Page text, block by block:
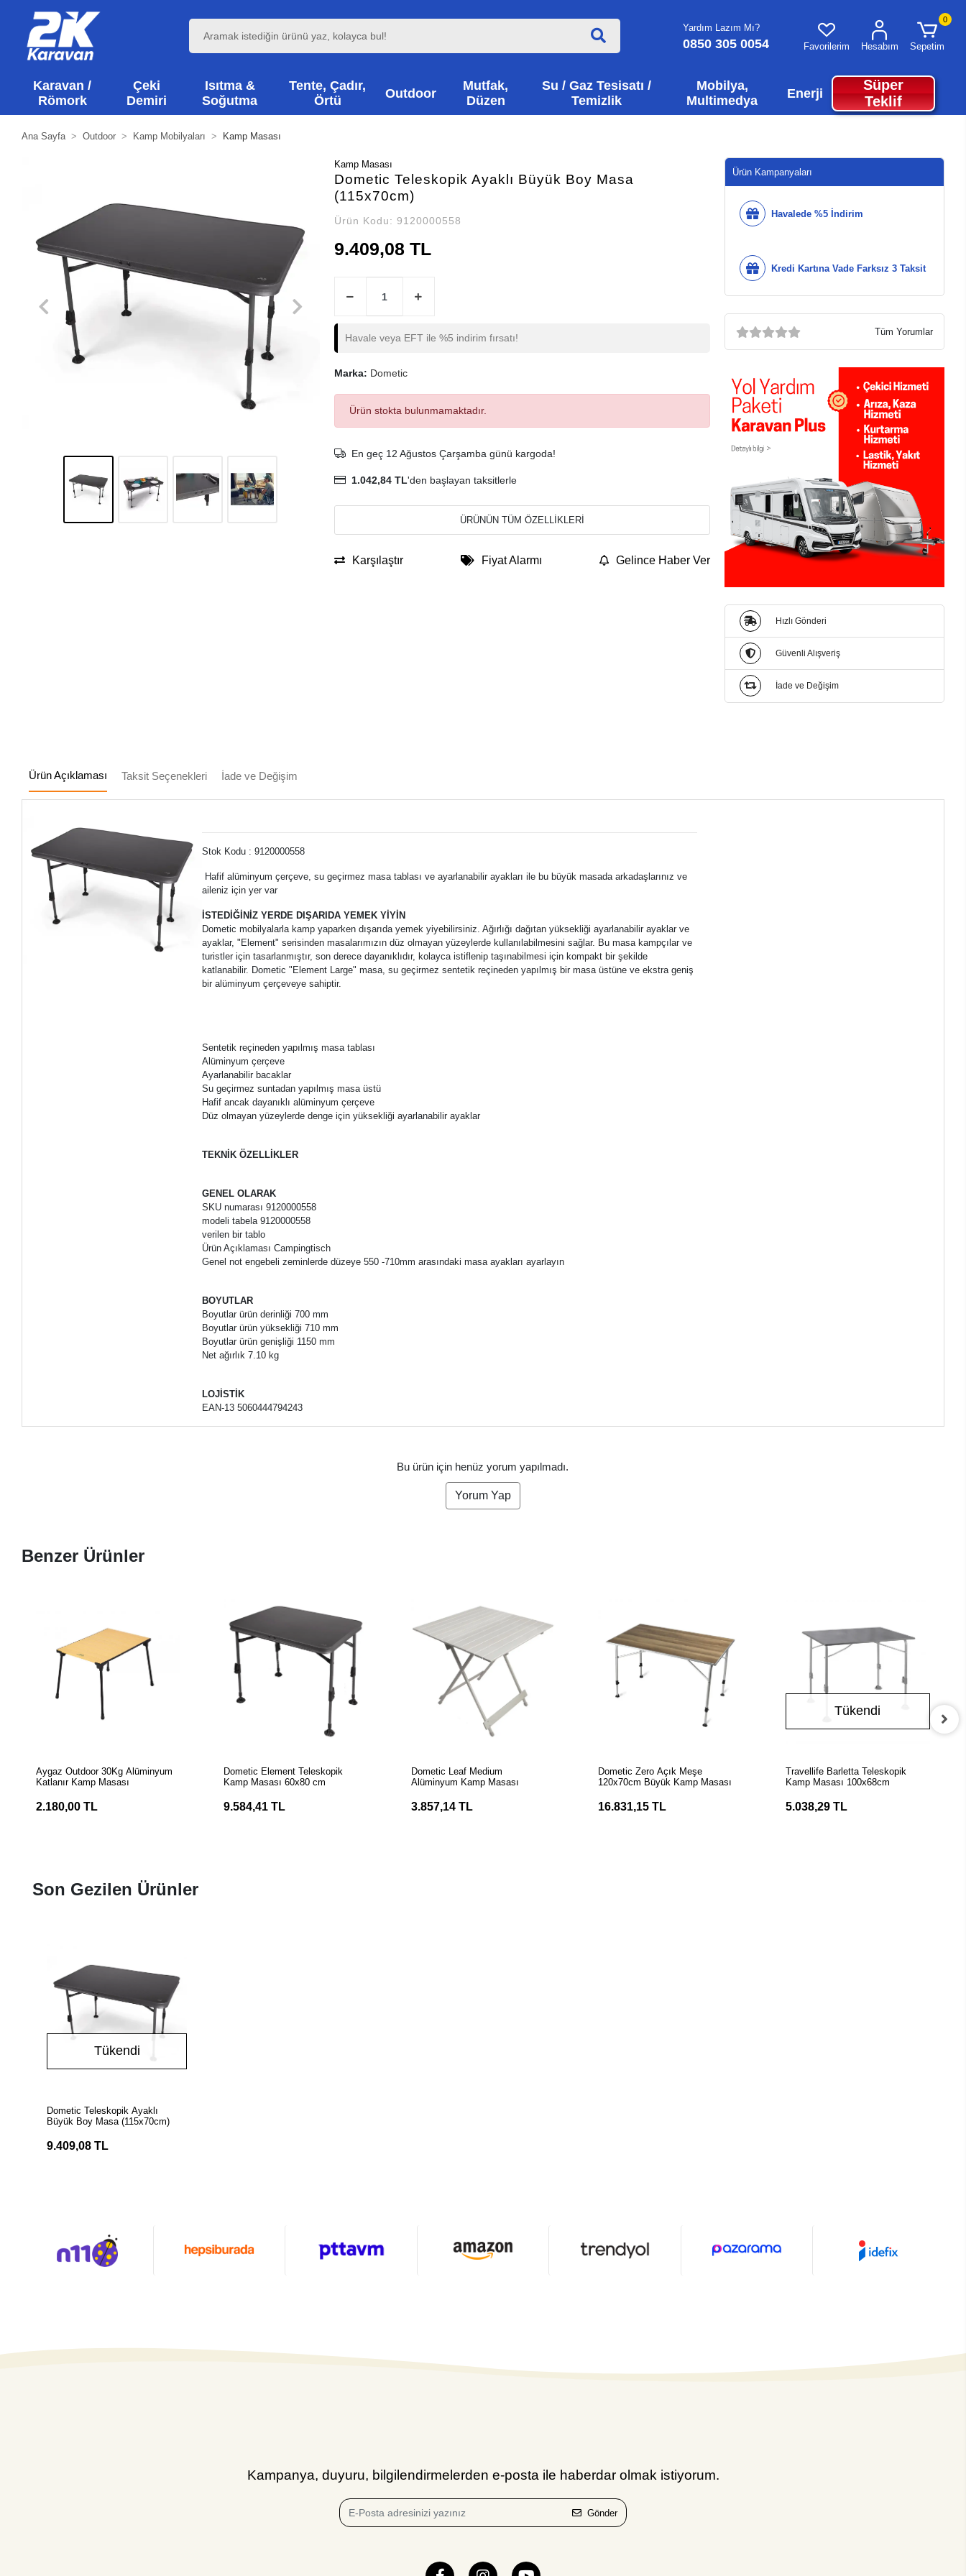
Yardım Lazım Mı?
0850 305 0054 Favorilerim Hesabım
0
Sepetim
Karavan /
Römork
Çeki
Demiri
Isıtma &
Soğutma
Tente, Çadır,
Örtü
Outdoor
Mutfak,
Düzen
Su / Gaz Tesisatı /
Temizlik
Mobilya,
Multimedya
Enerji
Süper
Teklif
Ana Sayfa Outdoor Kamp Mobilyaları Kamp Masası
Kamp Masası
Dometic Teleskopik Ayaklı Büyük Boy Masa
(115x70cm)
Ürün Kodu: 9120000558
9.409,08 TL
Havale veya EFT ile %5 indirim fırsatı!
Marka: Dometic
Ürün stokta bulunmamaktadır.
En geç 12 Ağustos Çarşamba günü kargoda!
1.042,84 TL'den başlayan taksitlerle
ÜRÜNÜN TÜM ÖZELLİKLERİ
Karşılaştır Fiyat Alarmı Gelince Haber Ver
Ürün Kampanyaları
Havalede %5 İndirim
Kredi Kartına Vade Farksız 3 Taksit
Tüm Yorumlar
Hızlı Gönderi
Güvenli Alışveriş
İade ve Değişim
Ürün Açıklaması Taksit Seçenekleri İade ve Değişim
Stok Kodu : 9120000558
Hafif alüminyum çerçeve, su geçirmez masa tablası ve ayarlanabilir ayakları ile bu büyük masada arkadaşlarınız ve
aileniz için yer var
İSTEDİĞİNİZ YERDE DIŞARIDA YEMEK YİYİN
Dometic mobilyalarla kamp yaparken dışarıda yemek yiyebilirsiniz. Ağırlığı dağıtan yüksekliği ayarlanabilir ayaklar ve
ayaklar, "Element" serisinden masalarımızın düz olmayan yüzeylerde kullanılabilmesini sağlar. Bu masa kampçılar ve
turistler için tasarlanmıştır, son derece dayanıklıdır, kolayca istiflenip taşınabilmesi için kompakt bir şekilde
katlanabilir. Dometic "Element Large" masa, su geçirmez sentetik reçineden yapılmış bir masa üstüne ve ekstra geniş
bir alüminyum çerçeveye sahiptir.
Sentetik reçineden yapılmış masa tablası
Alüminyum çerçeve
Ayarlanabilir bacaklar
Su geçirmez suntadan yapılmış masa üstü
Hafif ancak dayanıklı alüminyum çerçeve
Düz olmayan yüzeylerde denge için yüksekliği ayarlanabilir ayaklar
TEKNİK ÖZELLİKLER
GENEL OLARAK
SKU numarası 9120000558
modeli tabela 9120000558
verilen bir tablo
Ürün Açıklaması Campingtisch
Genel not engebeli zeminlerde düzeye 550 -710mm arasındaki masa ayakları ayarlayın
BOYUTLAR
Boyutlar ürün derinliği 700 mm
Boyutlar ürün yüksekliği 710 mm
Boyutlar ürün genişliği 1150 mm
Net ağırlık 7.10 kg
LOJİSTİK
EAN-13 5060444794243
Bu ürün için henüz yorum yapılmadı.
Yorum Yap
Benzer Ürünler
Aygaz Outdoor 30Kg Alüminyum
Katlanır Kamp Masası
2.180,00 TL
Dometic Element Teleskopik
Kamp Masası 60x80 cm
9.584,41 TL
Dometic Leaf Medium
Alüminyum Kamp Masası
3.857,14 TL
Dometic Zero Açık Meşe
120x70cm Büyük Kamp Masası
16.831,15 TL
Tükendi
Travellife Barletta Teleskopik
Kamp Masası 100x68cm
5.038,29 TL
Son Gezilen Ürünler
Tükendi
Dometic Teleskopik Ayaklı
Büyük Boy Masa (115x70cm)
9.409,08 TL
Kampanya, duyuru, bilgilendirmelerden e-posta ile haberdar olmak istiyorum.
Gönder